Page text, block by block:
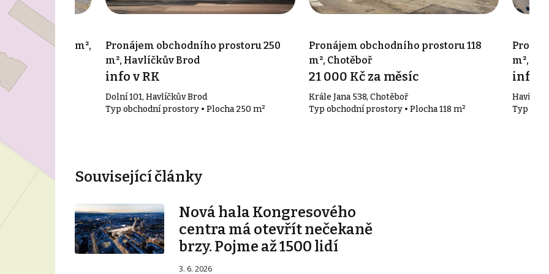
prostoru 111 m²,
111 m²
Pronájem obchodního prostoru 250
m², Havlíčkův Brod
info v RK
Dolní 101, Havlíčkův Brod
Typ obchodní prostory • Plocha 250 m²
Pronájem obchodního prostoru 118
m², Chotěboř
21 000 Kč za měsíc
Krále Jana 538, Chotěboř
Typ obchodní prostory • Plocha 118 m²
m²,
info v
Typ
Související články
Nová hala Kongresového
centra má otevřít nečekaně
brzy. Pojme až 1500 lidí
3. 6. 2026